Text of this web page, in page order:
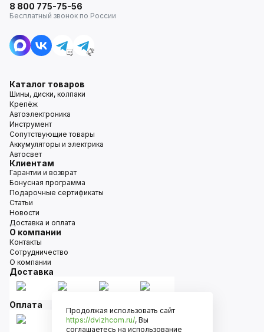
8 800 775-75-56
Бесплатный звонок по России
Каталог товаров
Шины, диски, колпаки
Крепёж
Автоэлектроника
Инструмент
Сопутствующие товары
Аккумуляторы и электрика
Автосвет
Клиентам
Гарантии и возврат
Бонусная программа
Подарочные сертификаты
Статьи
Новости
Доставка и оплата
О компании
Контакты
Сотрудничество
О компании
Доставка
Оплата
Продолжая использовать сайт
https://dvizhcom.ru/, Вы
соглашаетесь на использование